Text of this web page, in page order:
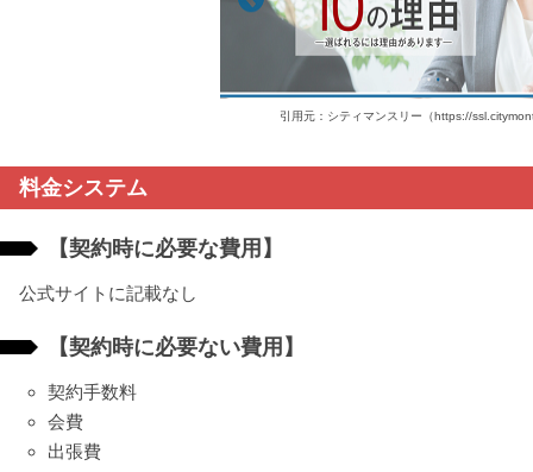
引用元：シティマンスリー（https://
料金システム
【契約時に必要な費用】
公式サイトに記載なし
【契約時に必要ない費用】
契約手数料
会費
出張費